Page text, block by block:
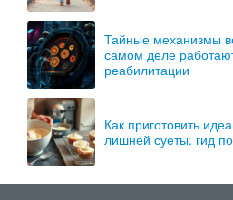
Тайные механизмы
самом деле
реабилитации
Как приготовить
лишней суеты: гид